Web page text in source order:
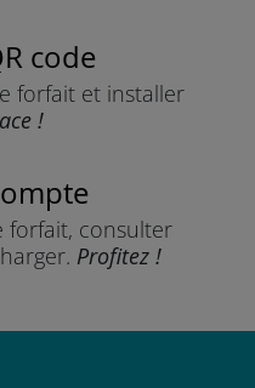
code
forfaitet installer
!
forfait, consulter
Profitez !